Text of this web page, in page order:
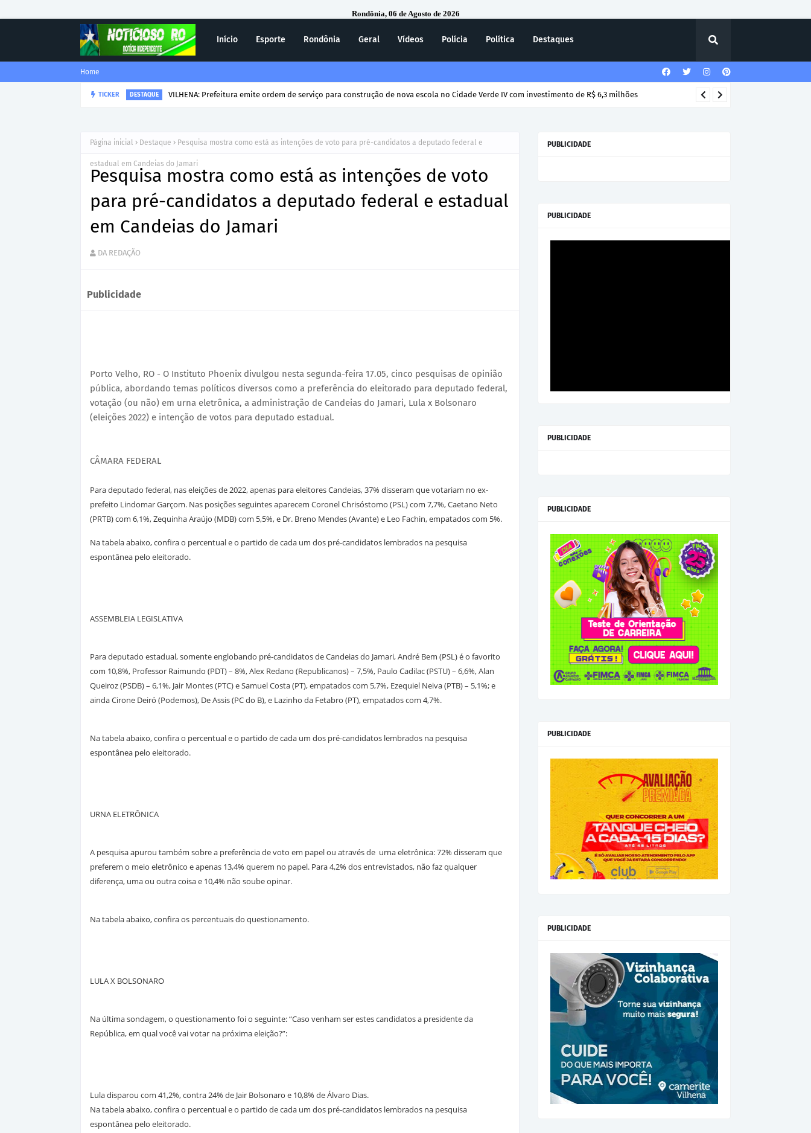
Rondônia, 06 de Agosto de 2026
Início Esporte Rondônia Geral Vídeos Polícia Política Destaques
Home
TICKER DESTAQUE VILHENA: Prefeitura emite ordem de serviço para construção de nova escola no Cidade Verde IV com investimento de R$ 6,3 milhões
Página inicial Destaque Pesquisa mostra como está as intenções de voto para pré-candidatos a deputado federal e
estadual em Candeias do Jamari
Pesquisa mostra como está as intenções de voto
para pré-candidatos a deputado federal e estadual
em Candeias do Jamari
DA REDAÇÃO
Publicidade
Porto Velho, RO - O Instituto Phoenix divulgou nesta segunda-feira 17.05, cinco pesquisas de opinião
pública, abordando temas políticos diversos como a preferência do eleitorado para deputado federal,
votação (ou não) em urna eletrônica, a administração de Candeias do Jamari, Lula x Bolsonaro
(eleições 2022) e intenção de votos para deputado estadual.
CÂMARA FEDERAL
Para deputado federal, nas eleições de 2022, apenas para eleitores Candeias, 37% disseram que votariam no ex-
prefeito Lindomar Garçom. Nas posições seguintes aparecem Coronel Chrisóstomo (PSL) com 7,7%, Caetano Neto
(PRTB) com 6,1%, Zequinha Araújo (MDB) com 5,5%, e Dr. Breno Mendes (Avante) e Leo Fachin, empatados com 5%.
Na tabela abaixo, confira o percentual e o partido de cada um dos pré-candidatos lembrados na pesquisa
espontânea pelo eleitorado.
ASSEMBLEIA LEGISLATIVA
Para deputado estadual, somente englobando pré-candidatos de Candeias do Jamari, André Bem (PSL) é o favorito
com 10,8%, Professor Raimundo (PDT) – 8%, Alex Redano (Republicanos) – 7,5%, Paulo Cadilac (PSTU) – 6,6%, Alan
Queiroz (PSDB) – 6,1%, Jair Montes (PTC) e Samuel Costa (PT), empatados com 5,7%, Ezequiel Neiva (PTB) – 5,1%; e
ainda Cirone Deiró (Podemos), De Assis (PC do B), e Lazinho da Fetabro (PT), empatados com 4,7%.
Na tabela abaixo, confira o percentual e o partido de cada um dos pré-candidatos lembrados na pesquisa
espontânea pelo eleitorado.
URNA ELETRÔNICA
A pesquisa apurou também sobre a preferência de voto em papel ou através de urna eletrônica: 72% disseram que
preferem o meio eletrônico e apenas 13,4% querem no papel. Para 4,2% dos entrevistados, não faz qualquer
diferença, uma ou outra coisa e 10,4% não soube opinar.
Na tabela abaixo, confira os percentuais do questionamento.
LULA X BOLSONARO
Na última sondagem, o questionamento foi o seguinte: “Caso venham ser estes candidatos a presidente da
República, em qual você vai votar na próxima eleição?”:
Lula disparou com 41,2%, contra 24% de Jair Bolsonaro e 10,8% de Álvaro Dias.
Na tabela abaixo, confira o percentual e o partido de cada um dos pré-candidatos lembrados na pesquisa
espontânea pelo eleitorado.
PUBLICIDADE
PUBLICIDADE
PUBLICIDADE
PUBLICIDADE
PUBLICIDADE
PUBLICIDADE